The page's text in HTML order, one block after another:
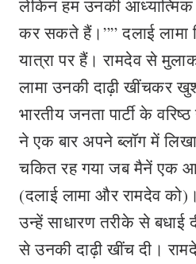
लेकिन हम उनकी
कर सकते हैं।”” दलाई लामा
यात्रा पर हैं। रामदेव से
लामा उनकी दाढ़ी खींचकर
भारतीय जनता पार्टी के
ने एक बार अपने ब्लॉग में
चकित रह गया जब मैनें एक
(दलाई लामा और रामदेव
उन्हें साधारण तरीके से बधाई
से उनकी दाढ़ी खींच दी।